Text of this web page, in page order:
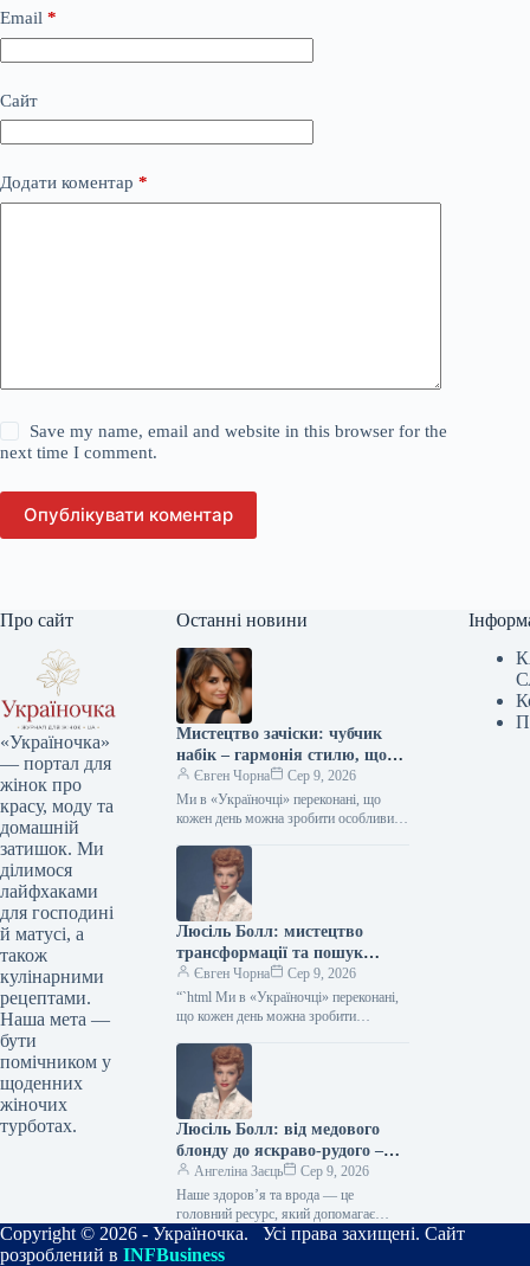
Email *
Сайт
Додати коментар *
Save my name, email and website in this browser for the
next time I comment.
Опублікувати коментар
Про сайт
«Україночка»
— портал для
жінок про
красу, моду та
домашній
затишок. Ми
ділимося
лайфхаками
для господині
й матусі, а
також
кулінарними
рецептами.
Наша мета —
бути
помічником у
щоденних
жіночих
турботах.
Останні новини
Мистецтво зачіски: чубчик
набік – гармонія стилю, що
надихає міленіалів та дивує
зумерів
Євген Чорна
Сер 9, 2026
Ми в «Україночці» переконані, що
кожен день можна зробити особливим,
натхнення. Сьогодні ми розбираємося
Люсіль Болл: мистецтво
трансформації та пошук
власної гармонії кольору
Євген Чорна
Сер 9, 2026
“`html Ми в «Україночці» переконані,
що кожен день можна зробити
трішки натхнення. Сьогодні ми
розбираємося…
Люсіль Болл: від медового
блонду до яскраво-рудого –
еволюція зіркового образу
Ангеліна Заєць
Сер 9, 2026
Наше здоров’я та врода — це
головний ресурс, який допомагає
відчувати себе впевнено кожного дня.
Редакція «Україночки» підготувала
Copyright © 2026 - Україночка. Усі права захищені. Сайт
розроблений в INFBusiness